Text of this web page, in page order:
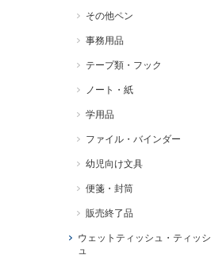
その他ペン
事務用品
テープ類・フック
ノート・紙
学用品
ファイル・バインダー
幼児向け文具
便箋・封筒
販売終了品
ウェットティッシュ・ティッシ
ュ